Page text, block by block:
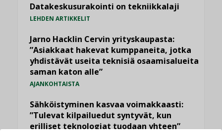
Datakeskusurakointi on tekniikkalaji
LEHDEN ARTIKKELIT
Jarno Hacklin Cervin yrityskaupasta:
”Asiakkaat hakevat kumppaneita, jotka
yhdistävät useita teknisiä osaamisalueita
saman katon alle”
AJANKOHTAISTA
Sähköistyminen kasvaa voimakkaasti:
”Tulevat kilpailuedut syntyvät, kun
erilliset teknologiat tuodaan yhteen”